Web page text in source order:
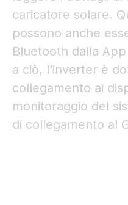
caricatore solare.
possono anche
Bluetooth dalla
a ciò, l’inverter è
collegamento ai
monitoraggio del
di collegamento al